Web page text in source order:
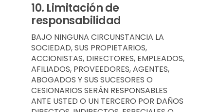
10. Limitación de
responsabilidad
BAJO NINGUNA CIRCUNSTANCIA LA
SOCIEDAD, SUS PROPIETARIOS,
ACCIONISTAS, DIRECTORES, EMPLEADOS,
AFILIADOS, PROVEEDORES, AGENTES,
ABOGADOS Y SUS SUCESORES O
CESIONARIOS SERÁN RESPONSABLES
ANTE USTED O UN TERCERO POR DAÑOS